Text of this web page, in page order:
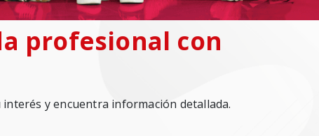
profesional con
y encuentra información detallada.